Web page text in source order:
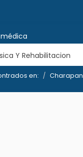
Y Rehabilitacion
en: Charapan